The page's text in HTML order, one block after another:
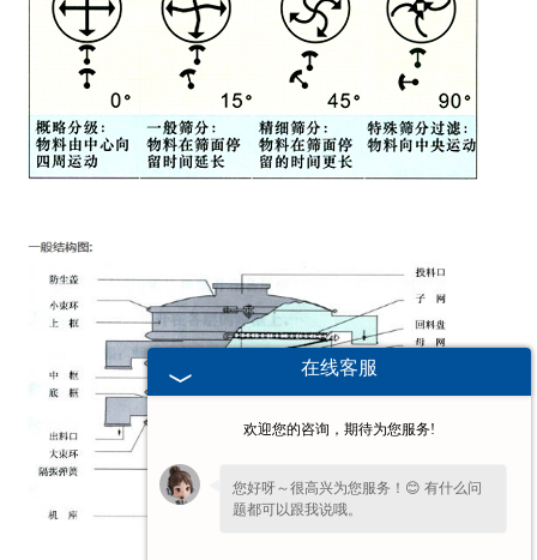
在线客服
欢迎您的咨询，期待为您服务!
您好呀～很高兴为您服务！😊 有什么问
题都可以跟我说哦。